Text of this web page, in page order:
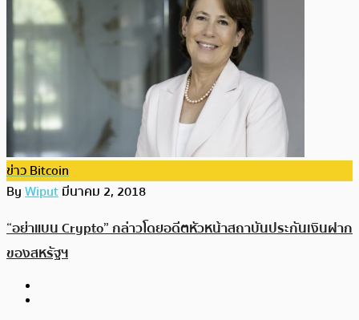
ข่าว Bitcoin
ByWiputมีนาคม 2, 2018
“อย่าแบน Crypto” กล่าวโดยอดีตหัวหน้าสถาบันประกันเงินฝาก
ของสหรัฐฯ